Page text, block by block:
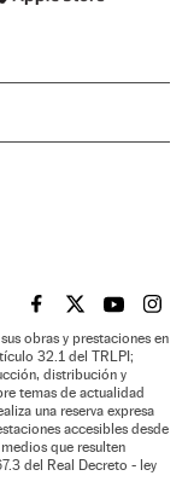
EL PAÍS BRASIL EN
EL PAÍSEL PAÍS
EL
obras y prestaciones en
32.1 del TRLPI;
distribución y
temas de actualidad
una reserva expresa
accesibles desde
que resulten
del Real Decreto - ley